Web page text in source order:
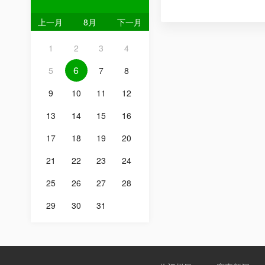
上一月 8月 下一月
1 2 3
4
5
6 7
8
9
10 11
12
13
14 15
16
17
18 19
20
21
22 23
24
25
26 27
28
29
30 31